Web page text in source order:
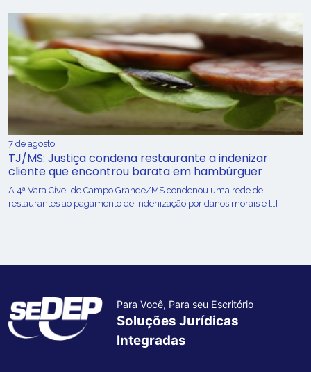
7 de agosto
TJ/MS: Justiça condena restaurante a indenizar
cliente que encontrou barata em hambúrguer
A 4ª Vara Cível de Campo Grande/MS condenou uma rede de
restaurantes ao pagamento de indenização por danos morais e […]
Para Você, Para seu Escritório
Soluções Jurídicas
Integradas